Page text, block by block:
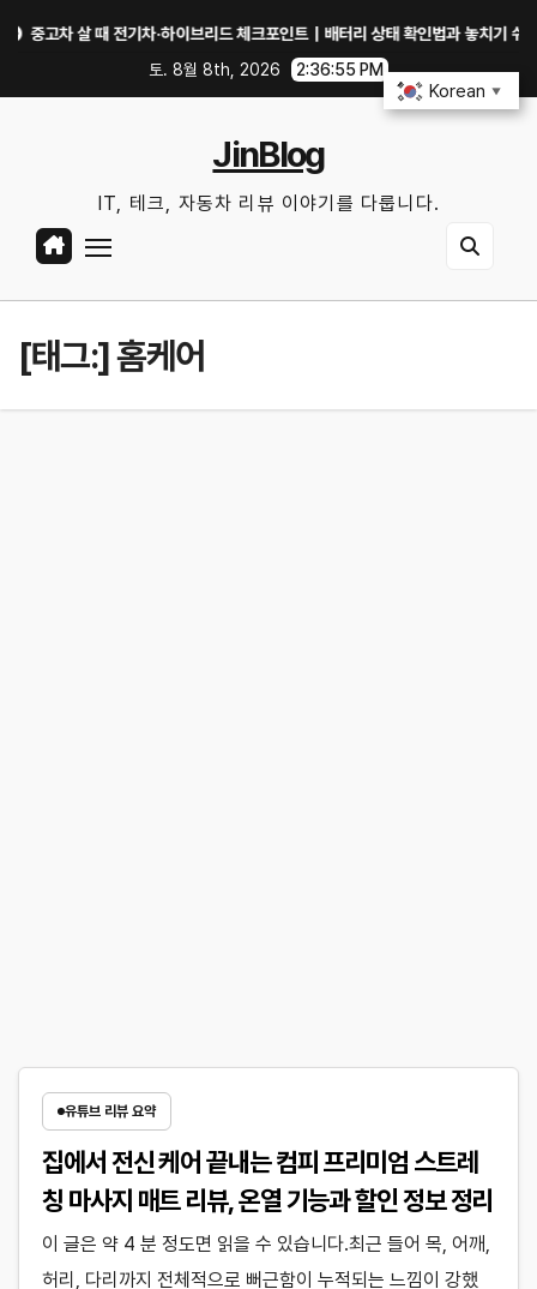
차 살 때 전기차·하이브리드 체크포인트｜배터리 상태 확인법과 놓치기 쉬운 위험
토. 8월 8th, 2026
2:36:55 PM
JinBlog
IT, 테크, 자동차 리뷰 이야기를 다룹니다.
[태그:]홈케어
유튜브 리뷰 요약
집에서 전신 케어 끝내는 컴피 프리미엄 스트레
칭 마사지 매트 리뷰, 온열 기능과 할인 정보 정리
이 글은 약 4 분 정도면 읽을 수 있습니다.최근 들어 목, 어깨,
허리, 다리까지 전체적으로 뻐근함이 누적되는 느낌이 강했
Korean ▼